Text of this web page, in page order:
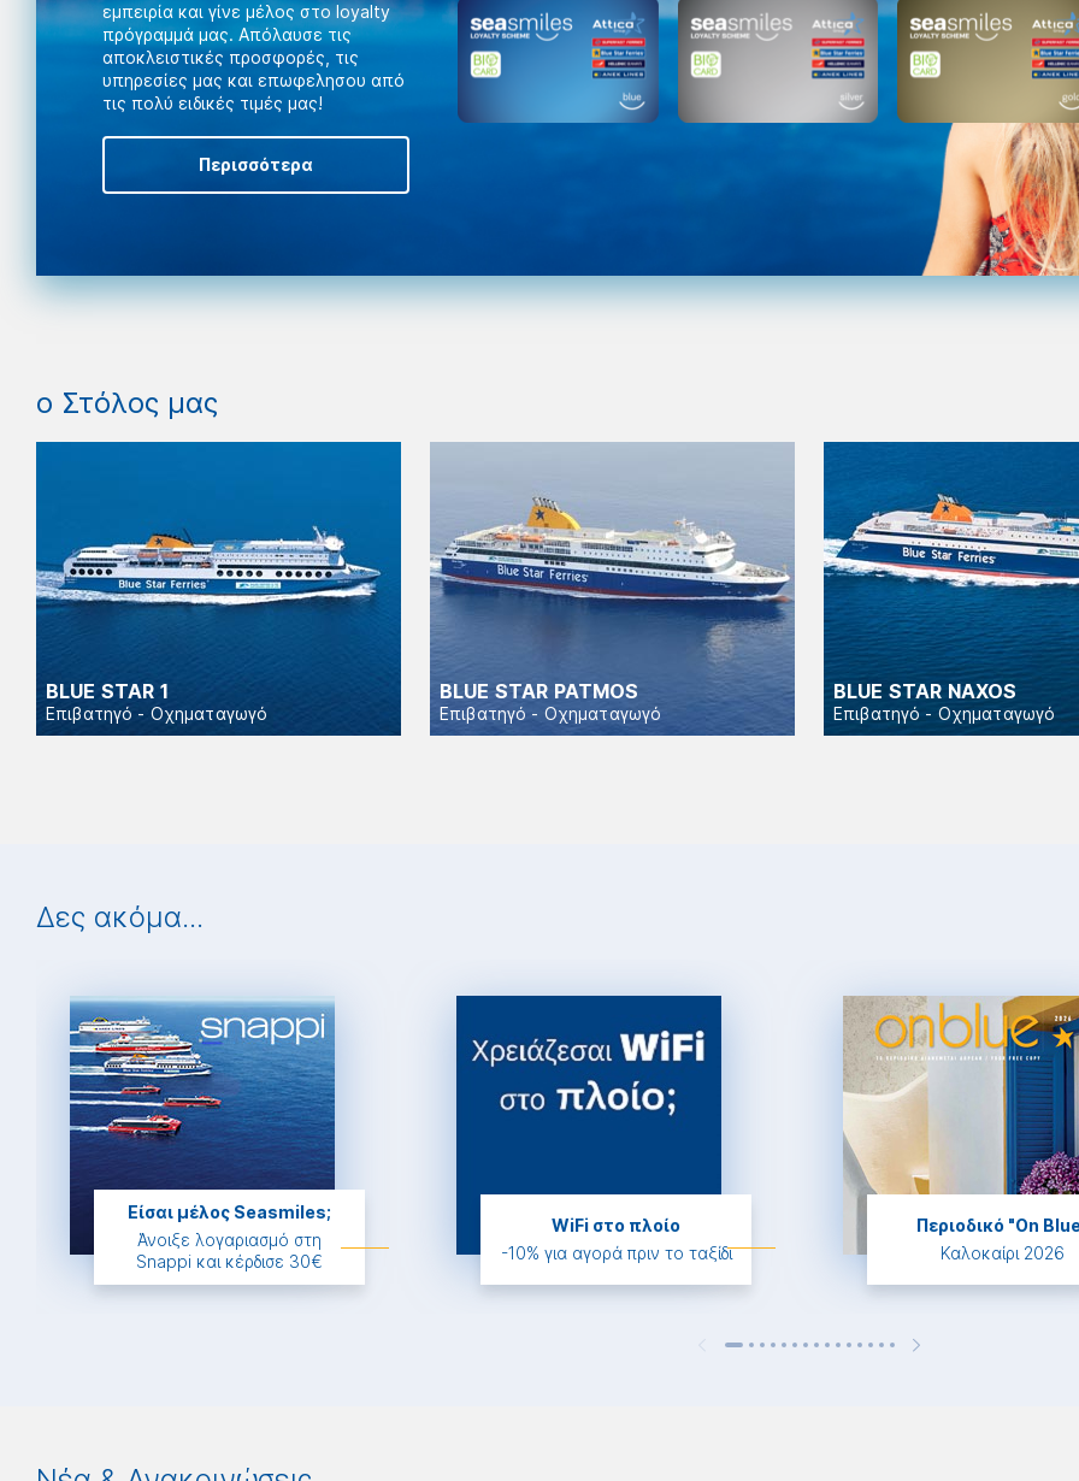
εμπειρία και γίνε μέλος στο loyalty
πρόγραμμά μας. Aπόλαυσε τις
αποκλειστικές προσφορές, τις
υπηρεσίες μας και επωφελησου από
τις πολύ ειδικές τιμές μας!
Περισσότερα
ο Στόλος μας
BLUE STAR 1
Επιβατηγό - Οχηματαγωγό
BLUE STAR PATMOS
Επιβατηγό - Οχηματαγωγό
BLUE STAR NAXOS
Επιβατηγό - Οχηματαγωγό
Δες ακόμα...
Είσαι μέλος Seasmiles;
Άνοιξε λογαριασμό στη
Snappi και κέρδισε 30€
WiFi στο πλοίο
-10% για αγορά πριν το ταξίδι
Περιοδικό "On
Καλοκαίρι 2026